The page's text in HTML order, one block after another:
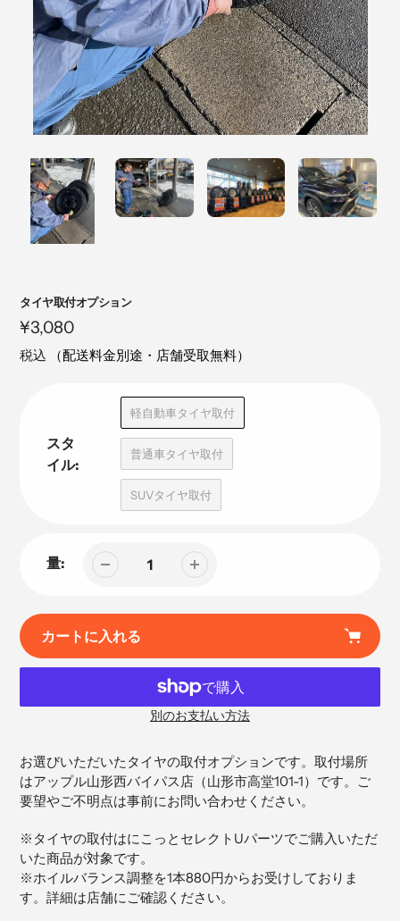
注
目
の
タイヤ取付オプション
定
価
¥3,080
税込 （配送料金別途・店舗受取無料）
スタ
イル:
軽自動車タイヤ取付
普通車タイヤ取付
SUVタイヤ取付
量:
カートに入れる
別のお支払い方法
ー
ト
に
商
品
を
追
加
す
お選びいただいたタイヤの取付オプションです。取付場所
はアップル山形西バイパス店（山形市高堂101-1）です。ご
要望やご不明点は事前にお問い合わせください。
※タイヤの取付はにこっとセレクトUパーツでご購入いただ
いた商品が対象です。
※ホイルバランス調整を1本880円からお受けしておりま
す。詳細は店舗にご確認ください。